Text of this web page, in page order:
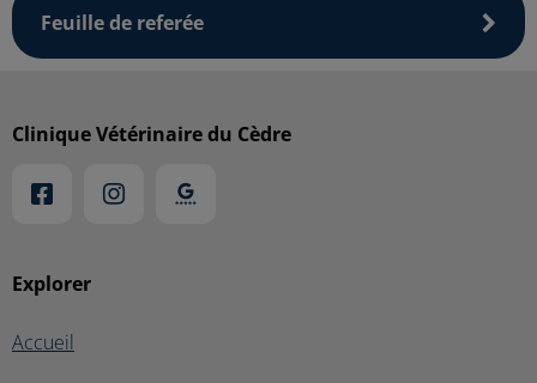
Feuille de referée
Explorer
Accueil
Clinique Vétérinaire du Cèdre